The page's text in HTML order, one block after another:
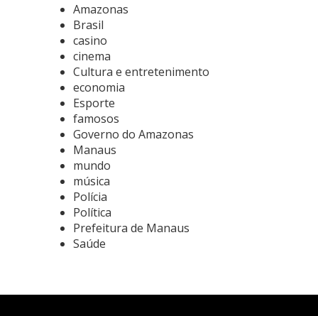
Amazonas
Brasil
casino
cinema
Cultura e entretenimento
economia
Esporte
famosos
Governo do Amazonas
Manaus
mundo
música
Polícia
Política
Prefeitura de Manaus
Saúde